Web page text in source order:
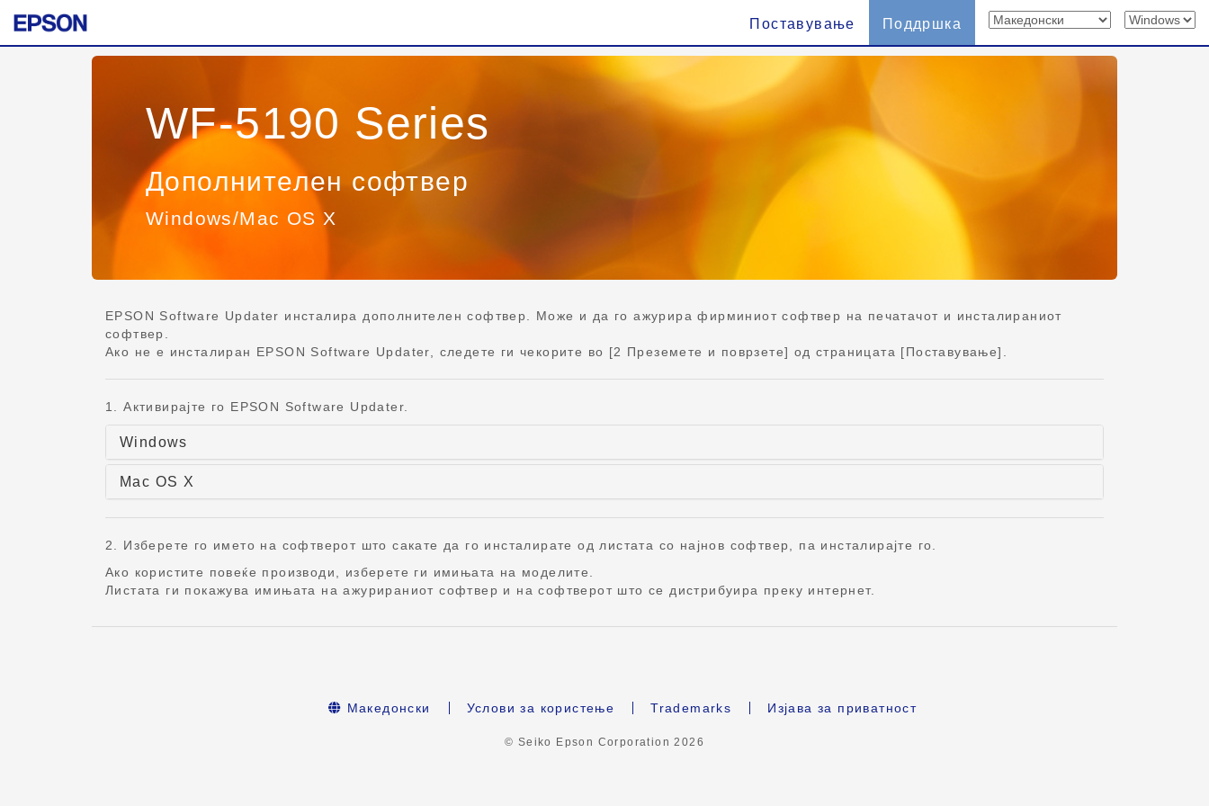
Поставување Поддршка
WF-5190 Series
Дополнителен софтвер
Windows/Mac OS X
EPSON Software Updater инсталира дополнителен софтвер. Може и да го ажурира фирминиот софтвер на печатачот и инсталираниот
софтвер.
Ако не е инсталиран EPSON Software Updater, следете ги чекорите во [2 Преземете и поврзете] од страницата [Поставување].
1. Активирајте го EPSON Software Updater.
Windows
Mac OS X
2. Изберете го името на софтверот што сакате да го инсталирате од листата со најнов софтвер, па инсталирајте го.
Ако користите повеќе производи, изберете ги имињата на моделите.
Листата ги покажува имињата на ажурираниот софтвер и на софтверот што се дистрибуира преку интернет.
Македонски Услови за користење Trademarks Изјава за приватност
© Seiko Epson Corporation2026